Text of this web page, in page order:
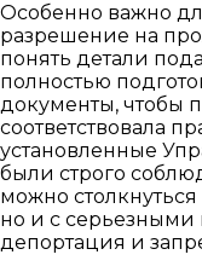
Особенно важно
разрешение на
понять детали
полностью
документы, чтобы
соответствовала
установленные
были строго
можно
но и с серьезными
депортация и